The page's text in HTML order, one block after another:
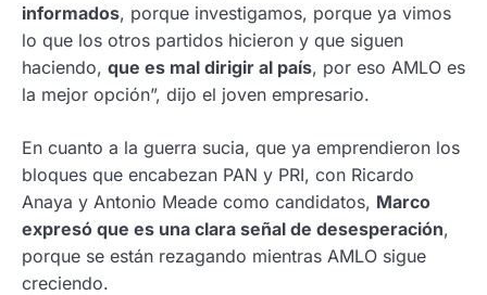
informados, porque investigamos, porque ya vimos
lo que los otros partidos hicieron y que siguen
haciendo, que es mal dirigir al país, por eso AMLO es
la mejor opción”, dijo el joven empresario.
En cuanto a la guerra sucia, que ya emprendieron los
bloques que encabezan PAN y PRI, con Ricardo
Anaya y Antonio Meade como candidatos, Marco
expresó que es una clara señal de desesperación,
porque se están rezagando mientras AMLO sigue
creciendo.